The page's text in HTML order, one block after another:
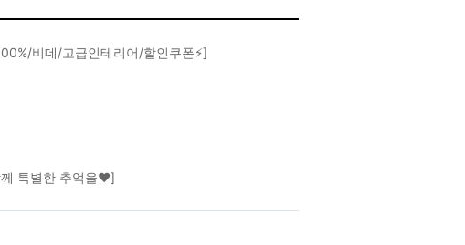
비데/고급인테리어/할인쿠폰⚡]
특별한 추억을♥]